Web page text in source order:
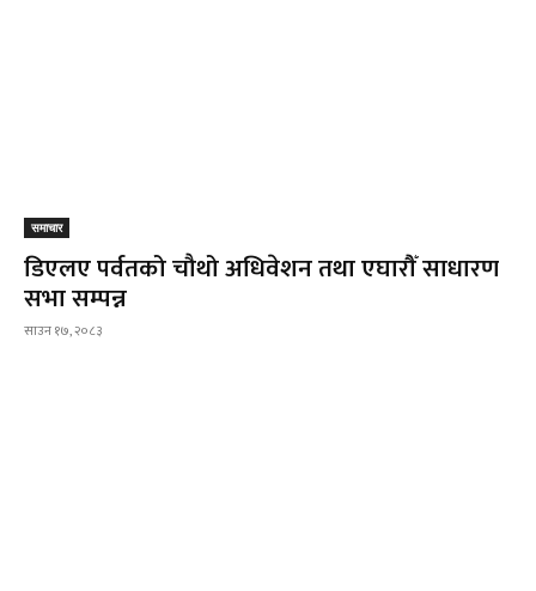
समाचार
डिएलए पर्वतको चौथो अधिवेशन तथा एघारौँ साधारण
सभा सम्पन्न
साउन १७, २०८३